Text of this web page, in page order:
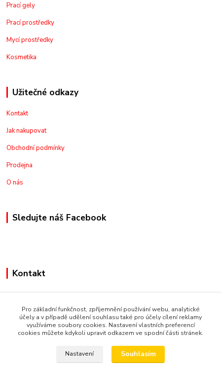
Prací gely
Prací prostředky
Mycí prostředky
Kosmetika
Užitečné odkazy
Kontakt
Jak nakupovat
Obchodní podmínky
Prodejna
O nás
Sledujte náš Facebook
Kontakt
+420775973462
nakupznemecka@email.cz
Pro základní funkčnost, zpříjemnění používání webu, analytické
účely a v případě udělení souhlasu také pro účely cílení reklamy
využíváme soubory cookies. Nastavení vlastních preferencí
cookies můžete kdykoli upravit odkazem ve spodní části stránek.
Nastavení Souhlasím